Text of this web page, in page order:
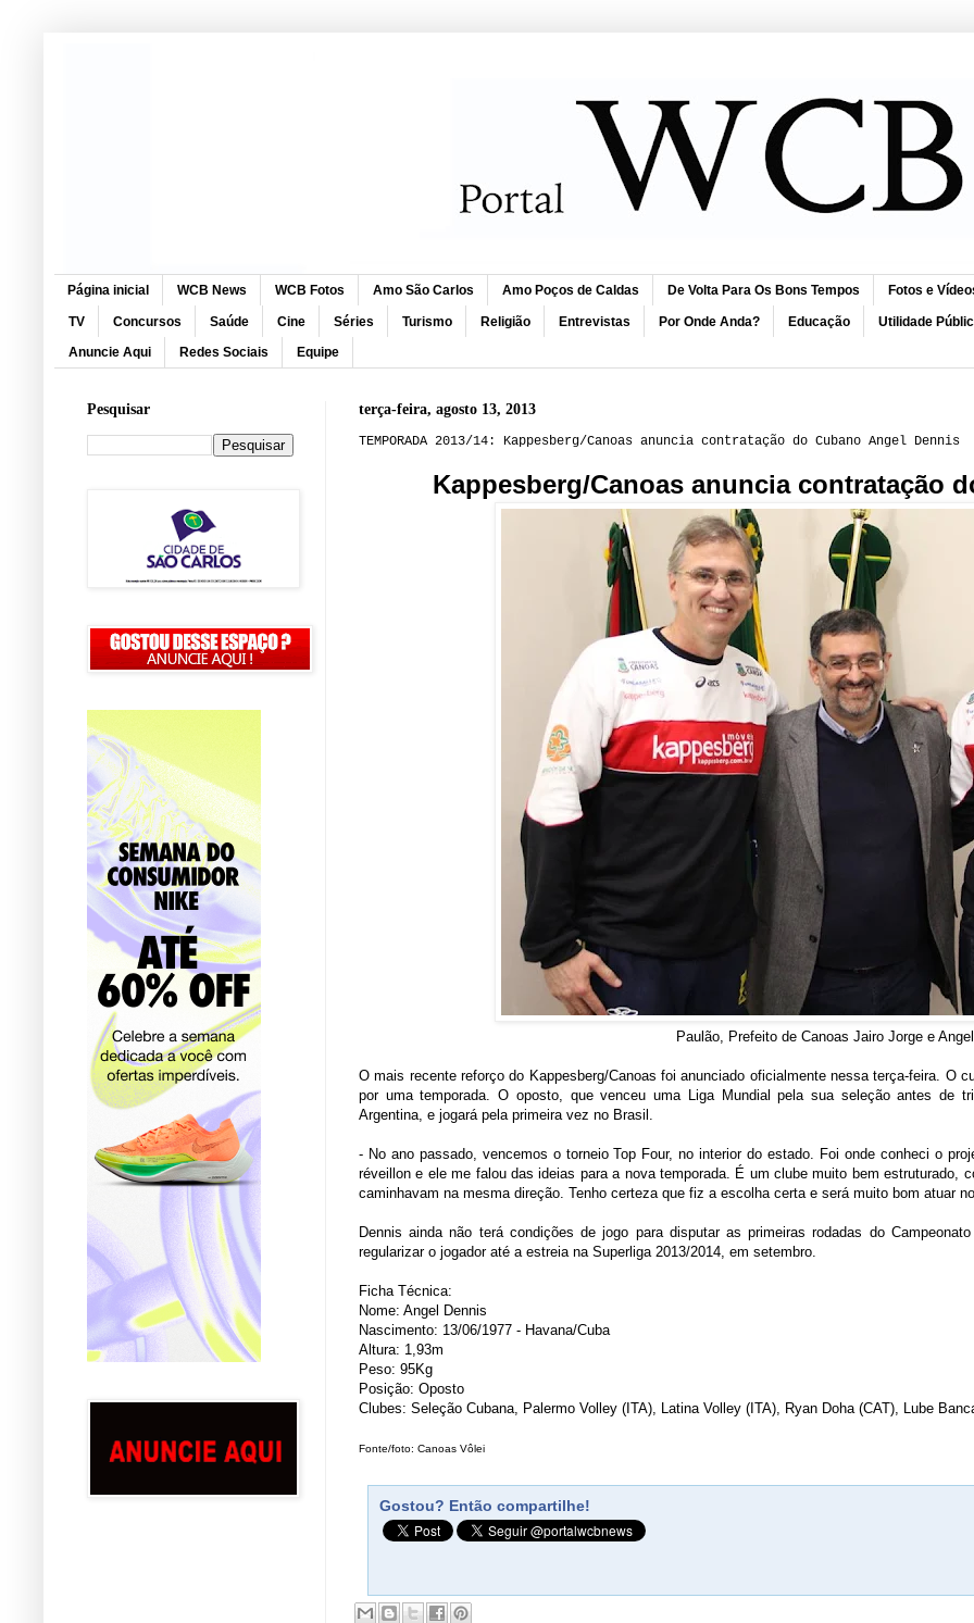
Página inicial WCB News WCB Fotos Amo São Carlos Amo Poços de Caldas De Volta Para Os Bons Tempos Fotos e
TV Concursos Saúde Cine Séries Turismo Religião Entrevistas Por Onde Anda? Educação Utilidade
Anuncie Aqui Redes Sociais Equipe
terça-feira, agosto 13, 2013
TEMPORADA 2013/14: Kappesberg/Canoas anuncia contratação do Cubano Angel Dennis
Kappesberg/Canoas anuncia contratação
Paulão, Prefeito de Canoas Jairo Jorge e
O mais recente reforço do Kappesberg/Canoas foi anunciado oficialmente nessa terça-feira. O
por uma temporada. O oposto, que venceu uma Liga Mundial pela sua seleção antes de
Argentina, e jogará pela primeira vez no Brasil.
- No ano passado, vencemos o torneio Top Four, no interior do estado. Foi onde conheci o
réveillon e ele me falou das ideias para a nova temporada. É um clube muito bem estruturado,
caminhavam na mesma direção. Tenho certeza que fiz a escolha certa e será muito bom atuar
Dennis ainda não terá condições de jogo para disputar as primeiras rodadas do
regularizar o jogador até a estreia na Superliga 2013/2014, em setembro.
Ficha Técnica:
Nome: Angel Dennis
Nascimento: 13/06/1977 - Havana/Cuba
Altura: 1,93m
Peso: 95Kg
Posição: Oposto
Clubes: Seleção Cubana, Palermo Volley (ITA), Latina Volley (ITA), Ryan Doha (CAT), Lube
Fonte/foto: Canoas Vôlei
Gostou? Então compartilhe!
Pesquisar